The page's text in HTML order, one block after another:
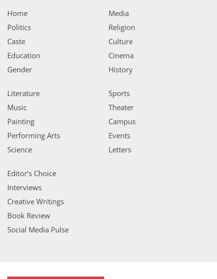
Home
Politics
Caste
Education
Gender
Media
Religion
Culture
Cinema
History
Literature
Music
Painting
Performing Arts
Science
Sports
Theater
Campus
Events
Letters
Editor’s Choice
Interviews
Creative Writings
Book Review
Social Media Pulse